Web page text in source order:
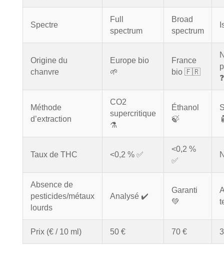
Spectre
Full
spectrum
Broad
spectrum
Origine du
chanvre
Europe bio
🌱
France
bio 🇫🇷
❓
Méthode
d’extraction
CO2
supercritique
⚗️
Éthanol
🍃
Taux de THC <0,2 % ✅
<0,2 %
✅
Absence de
pesticides/métaux
lourds
Analysé ✔️
Garanti
💚
Prix (€ / 10 ml) 50 € 70 €